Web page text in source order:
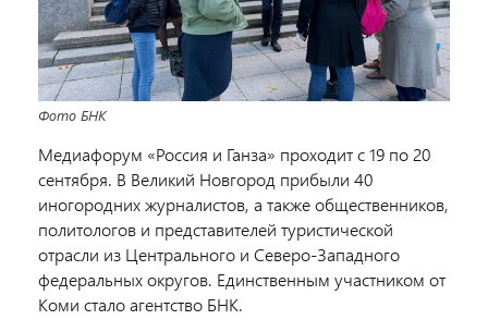
Фото БНК
Медиафорум «Россия и Ганза» проходит с 19 по 20
сентября. В Великий Новгород прибыли 40
иногородних журналистов, а также общественников,
политологов и представителей туристической
отрасли из Центрального и Северо-Западного
федеральных округов. Единственным участником от
Коми стало агентство БНК.